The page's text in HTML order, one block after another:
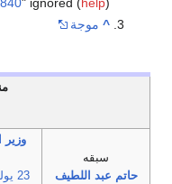
" ignored (help)
^ موجة
سبقه
حاتم عبد اللطيف
وزير
23 يوليو